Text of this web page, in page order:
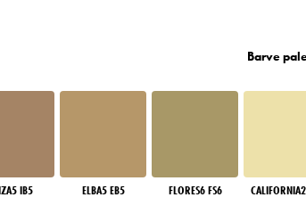
Barve
IB5 ELBA5 EB5 FLORES6 FS6